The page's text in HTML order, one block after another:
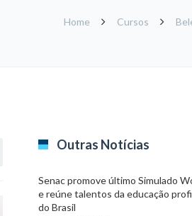
Home Cursos
Outras Notícias
Senac promove último Simulado
e reúne talentos da educação
do Brasil